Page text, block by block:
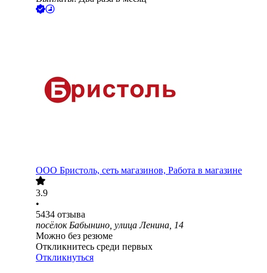
ООО Бристоль, сеть магазинов, Работа в магазине
3.9
•
5434 отзыва
посёлок Бабынино, улица Ленина, 14
Можно без резюме
Откликнитесь среди первых
Откликнуться